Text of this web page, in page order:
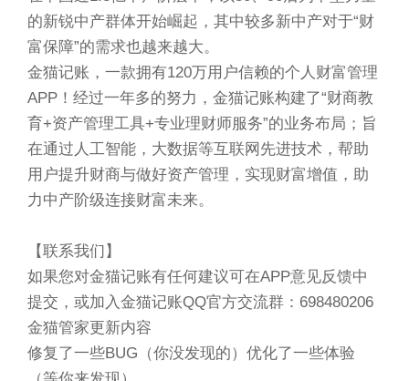
的新锐中产群体开始崛起，其中较多新中产对于“财
富保障”的需求也越来越大。
金猫记账，一款拥有120万用户信赖的个人财富管理
APP！经过一年多的努力，金猫记账构建了“财商教
育+资产管理工具+专业理财师服务”的业务布局；旨
在通过人工智能，大数据等互联网先进技术，帮助
用户提升财商与做好资产管理，实现财富增值，助
力中产阶级连接财富未来。
【联系我们】
如果您对金猫记账有任何建议可在APP意见反馈中
提交，或加入金猫记账QQ官方交流群：698480206
金猫管家更新内容
修复了一些BUG（你没发现的）优化了一些体验